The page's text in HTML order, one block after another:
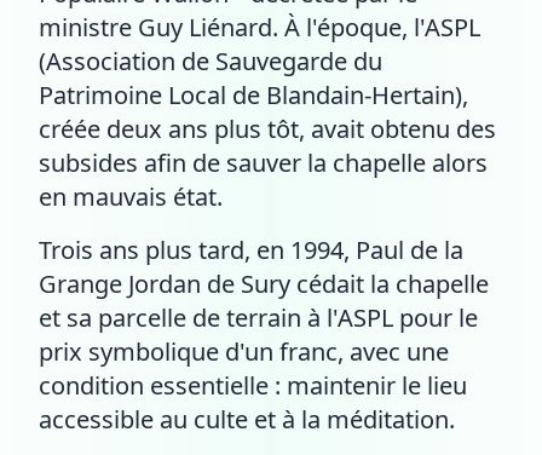
ministre Guy Liénard. À l'époque, l'ASPL
(Association de Sauvegarde du
Patrimoine Local de Blandain-Hertain),
créée deux ans plus tôt, avait obtenu des
subsides afin de sauver la chapelle alors
en mauvais état.
Trois ans plus tard, en 1994, Paul de la
Grange Jordan de Sury cédait la chapelle
et sa parcelle de terrain à l'ASPL pour le
prix symbolique d'un franc, avec une
condition essentielle : maintenir le lieu
accessible au culte et à la méditation.